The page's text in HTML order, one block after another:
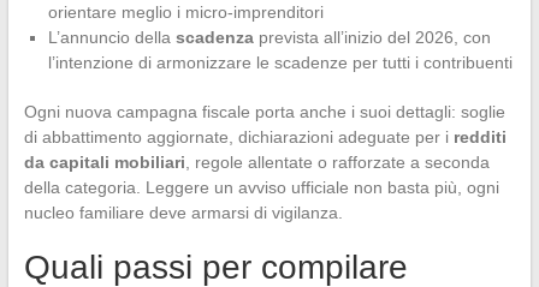
orientare meglio i micro-imprenditori
L’annuncio della scadenzaprevista all’inizio del 2026, con
l’intenzione di armonizzare le scadenze per tutti i contribuenti
Ogni nuova campagna fiscale porta anche i suoi dettagli: soglie
di abbattimento aggiornate, dichiarazioni adeguate per i redditi
da capitali mobiliari , regole allentate o rafforzate a seconda
della categoria. Leggere un avviso ufficiale non basta più, ogni
nucleo familiare deve armarsi di vigilanza.
Quali passi per compilare